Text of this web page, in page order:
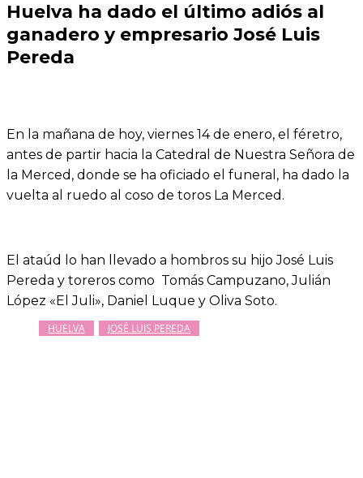
Huelva ha dado el último adiós al
ganadero y empresario José Luis
Pereda
En la mañana de hoy, viernes 14 de enero, el féretro,
antes de partir hacia la Catedral de Nuestra Señora de
la Merced, donde se ha oficiado el funeral, ha dado la
vuelta al ruedo al coso de toros La Merced.
El ataúd lo han llevado a hombros su hijo José Luis
Pereda y toreros como Tomás Campuzano, Julián
López «El Juli», Daniel Luque y Oliva Soto.
HUELVA JOSÉ LUIS PEREDA